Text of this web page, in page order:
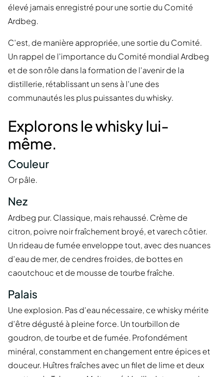
élevé jamais enregistré pour une sortie du Comité
Ardbeg.
C'est, de manière appropriée, une sortie du Comité.
Un rappel de l'importance du Comité mondial Ardbeg
et de son rôle dans la formation de l'avenir de la
distillerie, rétablissant un sens à l'une des
communautés les plus puissantes du whisky.
Explorons le whisky lui-
même.
Couleur
Or pâle.
Nez
Ardbeg pur. Classique, mais rehaussé. Crème de
citron, poivre noir fraîchement broyé, et varech côtier.
Un rideau de fumée enveloppe tout, avec des nuances
d'eau de mer, de cendres froides, de bottes en
caoutchouc et de mousse de tourbe fraîche.
Palais
Une explosion. Pas d'eau nécessaire, ce whisky mérite
d'être dégusté à pleine force. Un tourbillon de
goudron, de tourbe et de fumée. Profondément
minéral, constamment en changement entre épices et
douceur. Huîtres fraîches avec un filet de lime et deux